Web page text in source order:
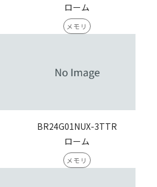
ローム
メモリ
BR24G01NUX-3TTR
ローム
メモリ